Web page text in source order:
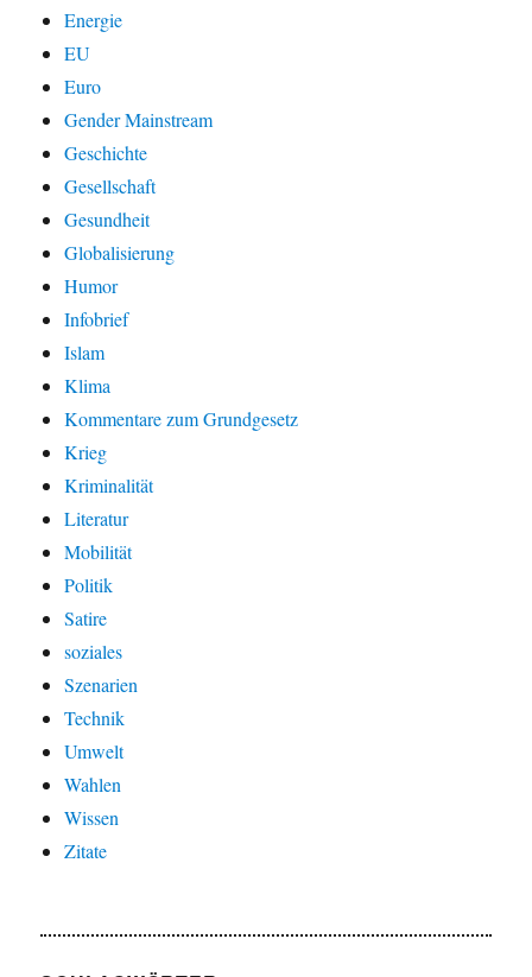
Energie
EU
Euro
Gender Mainstream
Geschichte
Gesellschaft
Gesundheit
Globalisierung
Humor
Infobrief
Islam
Klima
Kommentare zum Grundgesetz
Krieg
Kriminalität
Literatur
Mobilität
Politik
Satire
soziales
Szenarien
Technik
Umwelt
Wahlen
Wissen
Zitate